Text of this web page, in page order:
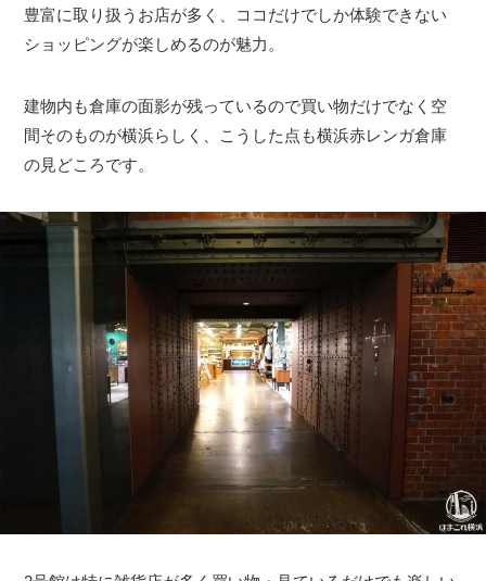
豊富に取り扱うお店が多く、ココだけでしか体験できない
ショッピングが楽しめるのが魅力。
建物内も倉庫の面影が残っているので買い物だけでなく空
間そのものが横浜らしく、こうした点も横浜赤レンガ倉庫
の見どころです。